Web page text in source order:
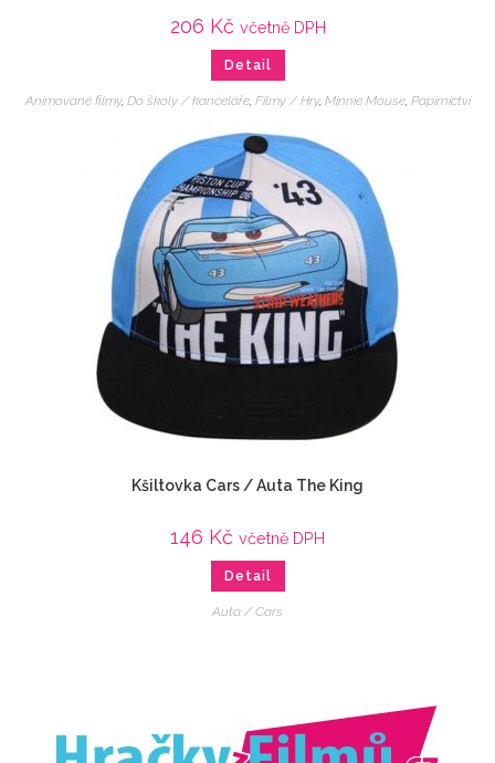
206 Kč včetně DPH
Detail
Animované filmy, Do školy / kanceláře, Filmy / Hry, Minnie Mouse, Papírnictví
Kšiltovka Cars / Auta The King
146 Kč včetně DPH
Detail
Auta / Cars